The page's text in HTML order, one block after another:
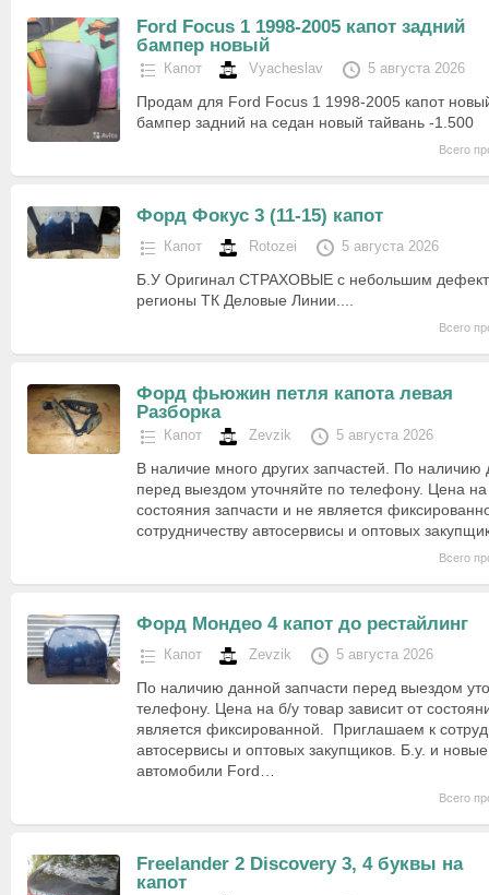
Ford Focus 1 1998-2005 капот задний
бампер новый
Капот Vyacheslav 5 августа 2026
Продам для Ford Focus 1 1998-2005 капот
бампер задний на седан новый тайвань -1.500
Всего
Форд Фокус 3 (11-15) капот
Капот Rotozei 5 августа 2026
Б.У Оригинал СТРАХОВЫЕ с небольшим
регионы ТК Деловые Линии....
Всего
Форд фьюжин петля капота левая
Разборка
Капот Zevzik 5 августа 2026
В наличие много других запчастей. По наличию
перед выездом уточняйте по телефону. Цена на
состояния запчасти и не является
сотрудничеству автосервисы и оптовых
Всего
Форд Мондео 4 капот до рестайлинг
Капот Zevzik 5 августа 2026
По наличию данной запчасти перед выездом
телефону. Цена на б/у товар зависит от
является фиксированной. Приглашаем к
автосервисы и оптовых закупщиков. Б.у. и новые
автомобили Ford…
Всего
Freelander 2 Discovery 3, 4 буквы на
капот